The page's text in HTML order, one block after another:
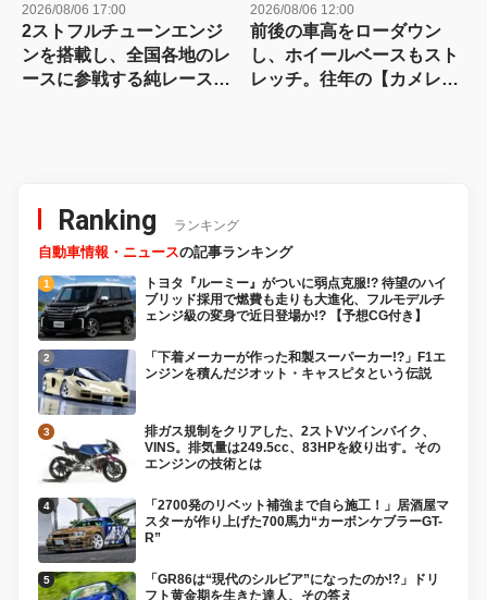
2026/08/06 17:00
2ストフルチューンエンジ
ンを搭載し、全国各地のレ
ースに参戦する純レース仕
2026/08/06 12:00
前後の車高をローダウン
し、ホイールベースもスト
レッチ。往年の【カメレオ
Ranking ランキング
自動車情報・ニュースの記事ランキング
トヨタ『ルーミー』がついに弱点克服!? 待望のハイ
ブリッド採用で燃費も走りも大進化、フルモデルチ
ェンジ級の変身で近日登場か!? 【予想CG付き】
「下着メーカーが作った和製スーパーカー!?」F1エ
ンジンを積んだジオット・キャスピタという伝説
排ガス規制をクリアした、2ストVツインバイク、
VINS。排気量は249.5cc、83HPを絞り出す。その
エンジンの技術とは
「2700発のリベット補強まで自ら施工！」居酒屋マ
スターが作り上げた700馬力“カーボンケブラーGT-
R”
「GR86は“現代のシルビア”になったのか!?」ドリ
フト黄金期を生きた達人、その答え